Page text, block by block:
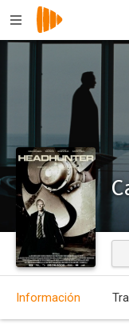
Información